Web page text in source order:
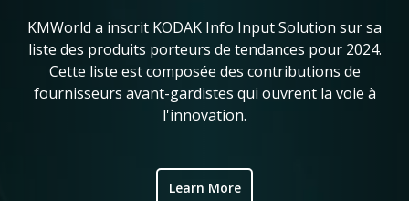
KMWorld a inscrit KODAK Info Input Solution sur sa
liste des produits porteurs de tendances pour 2024.
Cette liste est composée des contributions de
fournisseurs avant-gardistes qui ouvrent la voie à
l'innovation.
Learn More